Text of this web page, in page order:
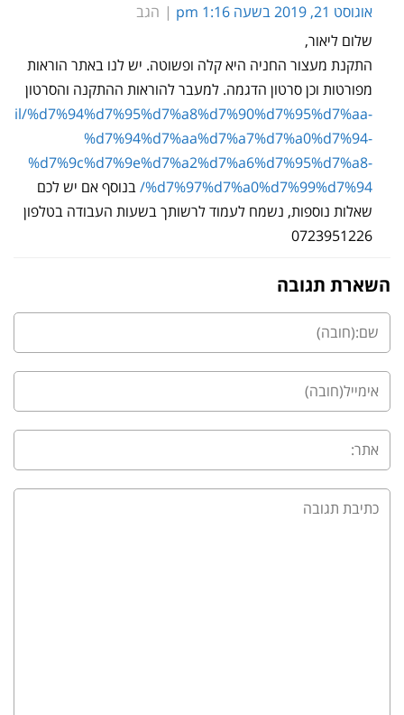
אוגוסט 21, 2019 בשעה 1:16 pm
הגב
שלום ליאור,
התקנת מעצור החניה היא קלה ופשוטה. יש לנו באתר הוראות
מפורטות וכן סרטון הדגמה. למעבר להוראות ההתקנה והסרטון
%d7%94%d7%95%d7%a8%d7%90%d7%95%d7%aa-
%d7%94%d7%aa%d7%a7%d7%a0%d7%94-
%d7%9c%d7%9e%d7%a2%d7%a6%d7%95%d7%a8-
%d7%97%d7%a0%d7%99%d7%94/ בנוסף אם יש לכם
שאלות נוספות, נשמח לעמוד לרשותך בשעות העבודה בטלפון
0723951226
השארת תגובה